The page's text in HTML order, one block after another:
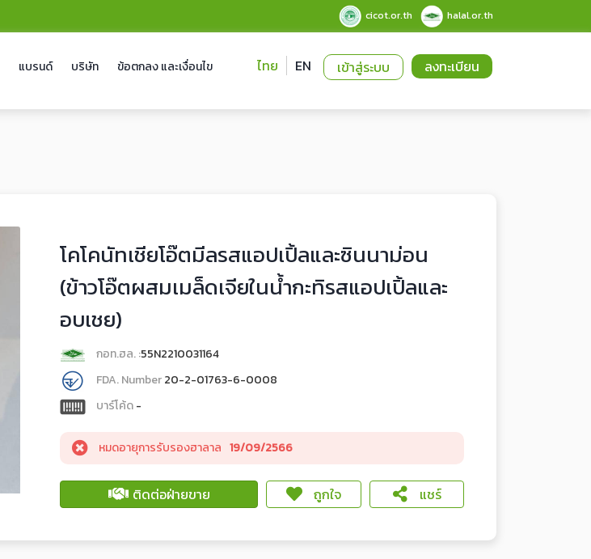
cicot.or.th halal.or.th
แบรนด์ บริษัท ข้อตกลง และเงื่อนไข เข้าสู่ระบบ ลงทะเบียน
ไทย EN
โคโคนัทเชียโอ๊ตมีลรสแอปเปิ้ลและซินนาม่อน
(ข้าวโอ๊ตผสมเมล็ดเจียในน้ำกะทิรสแอปเปิ้ลและ
อบเชย)
กอท.ฮล. :55N2210031164
FDA. Number20-2-01763-6-0008
บาร์โค้ด-
หมดอายุการรับรองฮาลาล 19/09/2566
ติดต่อฝ่ายขาย ถูกใจ แชร์